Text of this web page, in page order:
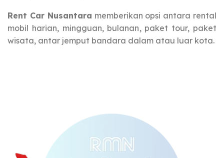
Rent Car Nusantara memberikan opsi antara rental
mobil harian, mingguan, bulanan, paket tour, paket
wisata, antar jemput bandara dalam atau luar kota.